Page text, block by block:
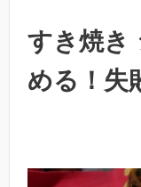
すき焼き
める！失